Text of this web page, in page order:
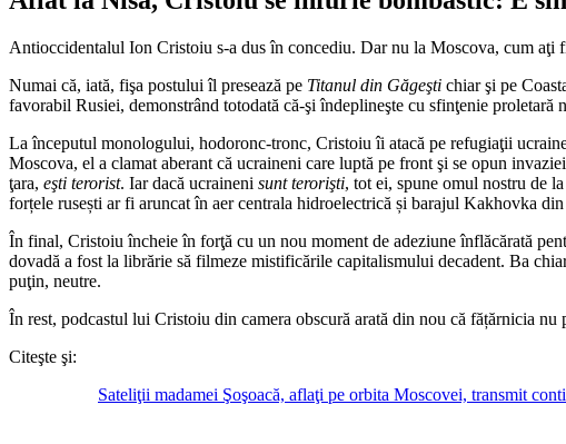
Antioccidentalul Ion Cristoiu s-a dus în concediu. Dar nu la Moscova, cum aţi
Numai că, iată, fişa postului îl presează pe Titanul din Găgeşti chiar şi pe
favorabil Rusiei, demonstrând totodată că-şi îndeplineşte cu sfinţenie proletară
La începutul monologului, hodoronc-tronc, Cristoiu îi atacă pe refugiaţii
Moscova, el a clamat aberant că ucraineni care luptă pe front şi se opun
ţara, eşti terorist. Iar dacă ucraineni sunt terorişti, tot ei, spune omul nostru de
forțele rusești ar fi aruncat în aer centrala hidroelectrică și barajul Kakhovka
În final, Cristoiu încheie în forţă cu un nou moment de adeziune înflăcărată
dovadă a fost la librărie să filmeze mistificările capitalismului decadent. Ba
puţin, neutre.
În rest, podcastul lui Cristoiu din camera obscură arată din nou că fățărnicia
Citeşte şi:
Sateliţii madamei Şoşoacă, aflaţi pe orbita Moscovei, transmit